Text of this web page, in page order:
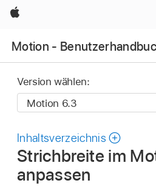
Apple
Motion -
Version wählen:
Inhaltsverzeichnis
Strichbreite im
anpassen